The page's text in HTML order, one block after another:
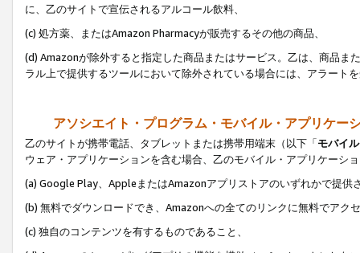
に、乙のサイトで宣伝されるアルコール飲料、
(c) 処方薬、またはAmazon Pharmacyが販売するその他の商品、
(d) Amazonが除外すると指定した商品またはサービス。乙は、商品ま
ラル上で提供するツールにおいて除外されている場合には、アラート
アソシエイト・プログラム・モバイル・アプリケー
乙のサイトが携帯電話、タブレットまたは携帯用端末（以下「モバイ
ウェア・アプリケーションを含む場合、乙のモバイル・アプリケーシ
(a) Google Play、AppleまたはAmazonアプリストアのいずれかで提供
(b) 無料でダウンロードでき、Amazonへの全てのリンクに無料でアク
(c) 独自のコンテンツを有するものであること、